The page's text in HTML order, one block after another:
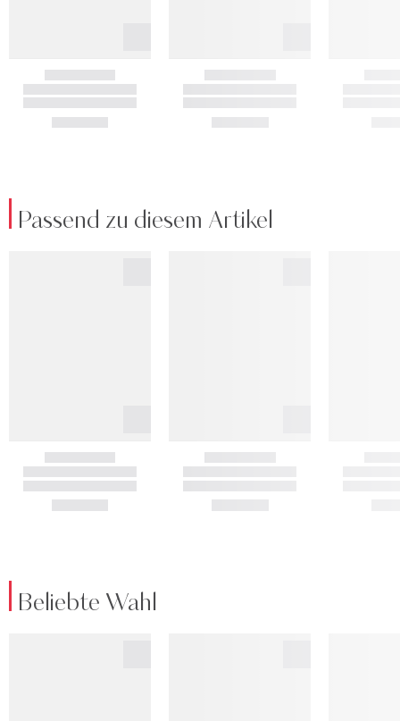
Passend zu diesem Artikel
Beliebte Wahl